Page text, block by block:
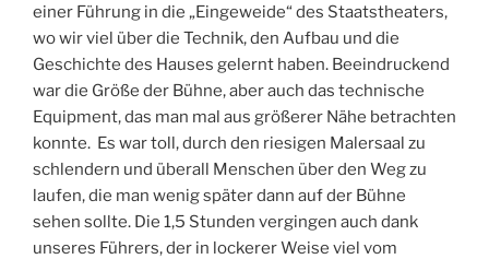
einer Führung in die „Eingeweide“ des Staatstheaters,
wo wir viel über die Technik, den Aufbau und die
Geschichte des Hauses gelernt haben. Beeindruckend
war die Größe der Bühne, aber auch das technische
Equipment, das man mal aus größerer Nähe betrachten
konnte. Es war toll, durch den riesigen Malersaal zu
schlendern und überall Menschen über den Weg zu
laufen, die man wenig später dann auf der Bühne
sehen sollte. Die 1,5 Stunden vergingen auch dank
unseres Führers, der in lockerer Weise viel vom